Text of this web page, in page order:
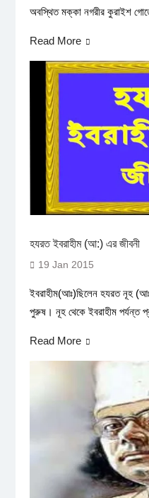
অবস্থিত মক্কা নগরীর কুরাইশ
Read More
হযরত ইবরাহীম (আ:) এর জীবনী
19 Jan 2015
ইবরাহীম(আঃ)ছিলেন হযরত নূহ
পুরুষ। নূহ থেকে ইবরাহীম পর্যন্ত
Read More